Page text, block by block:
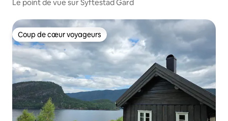
Le point de vue sur Syftestad Gard
Coup de cœur voyageurs
Coup de cœur voyageurs